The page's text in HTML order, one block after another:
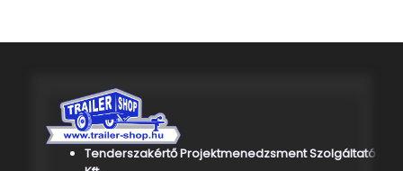
Tenderszakértő Projektmenedzsment Szolgáltató